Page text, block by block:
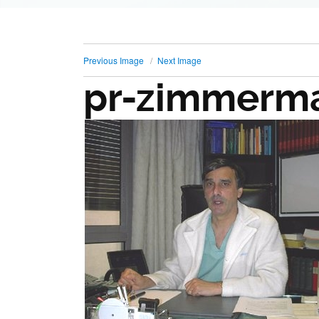
Previous Image Next Image
pr-